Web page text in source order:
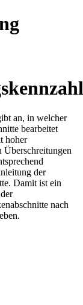
an, in welcher
bearbeitet
hoher
Überschreitungen
der
Damit ist ein
nach